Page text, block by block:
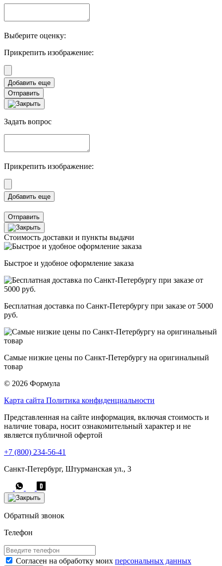
Выберите оценку:
Прикрепить изображение:
Отправить
Задать вопрос
Прикрепить изображение:
Отправить
Стоимость доставки и пункты выдачи
Быстрое и удобное оформление заказа
Бесплатная доставка по Санкт-Петербургу при заказе от 5000
руб.
Самые низкие цены по Санкт-Петербургу на оригинальный
товар
© 2026 Формула
Карта сайта Политика конфиденциальности
Представленная на сайте информация, включая стоимость и
наличие товара, носит ознакомительный характер и не
является публичной офертой
+7 (800) 234-56-41
Санкт-Петербург, Штурманская ул., 3
Обратный звонок
Телефон
Согласен на обработку моих персональных данных